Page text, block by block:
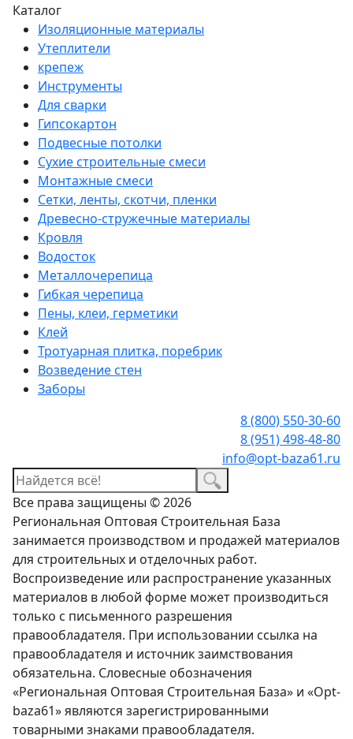
Каталог
Изоляционные материалы
Утеплители
крепеж
Инструменты
Для сварки
Гипсокартон
Подвесные потолки
Сухие строительные смеси
Монтажные смеси
Сетки, ленты, скотчи, пленки
Древесно-стружечные материалы
Кровля
Водосток
Металлочерепица
Гибкая черепица
Пены, клеи, герметики
Клей
Тротуарная плитка, поребрик
Возведение стен
Заборы
8 (800) 550-30-60
8 (951) 498-48-80
info@opt-baza61.ru
Все права защищены © 2026
Региональная Оптовая Строительная База
занимается производством и продажей материалов
для строительных и отделочных работ.
Воспроизведение или распространение указанных
материалов в любой форме может производиться
только с письменного разрешения
правообладателя. При использовании ссылка на
правообладателя и источник заимствования
обязательна. Словесные обозначения
«Региональная Оптовая Строительная База» и «Opt-
baza61» являются зарегистрированными
товарными знаками правообладателя.